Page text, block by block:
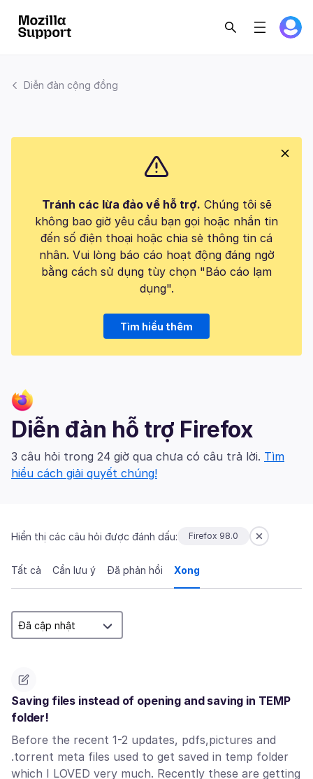
Diễn đàn cộng đồng
Tránh các lừa đảo về hỗ trợ. Chúng tôi sẽ
không bao giờ yêu cầu bạn gọi hoặc nhắn tin
đến số điện thoại hoặc chia sẻ thông tin cá
nhân. Vui lòng báo cáo hoạt động đáng ngờ
bằng cách sử dụng tùy chọn "Báo cáo lạm
dụng".
Tìm hiểu thêm
Diễn đàn hỗ trợ Firefox
3 câu hỏi trong 24 giờ qua chưa có câu trả lời. Tìm
hiểu cách giải quyết chúng!
Hiển thị các câu hỏi được đánh dấu: Firefox 98.0
Tất cả Cần lưu ý Đã phản hồi Xong
Saving files instead of opening and saving in TEMP
folder!
Before the recent 1-2 updates, pdfs,pictures and
.torrent meta files used to get saved in temp folder
which I LOVED very much. Recently these are getting